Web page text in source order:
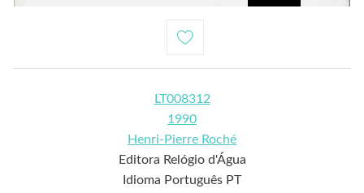
LT008312
1990
Henri-Pierre Roché
Editora Relógio d'Água
Idioma Português PT